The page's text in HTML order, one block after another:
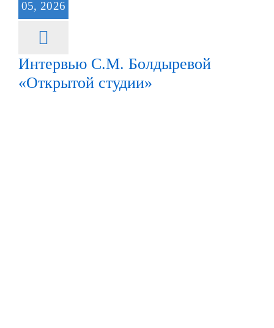
05, 2026
Интервью С.М. Болдыревой
«Открытой студии»